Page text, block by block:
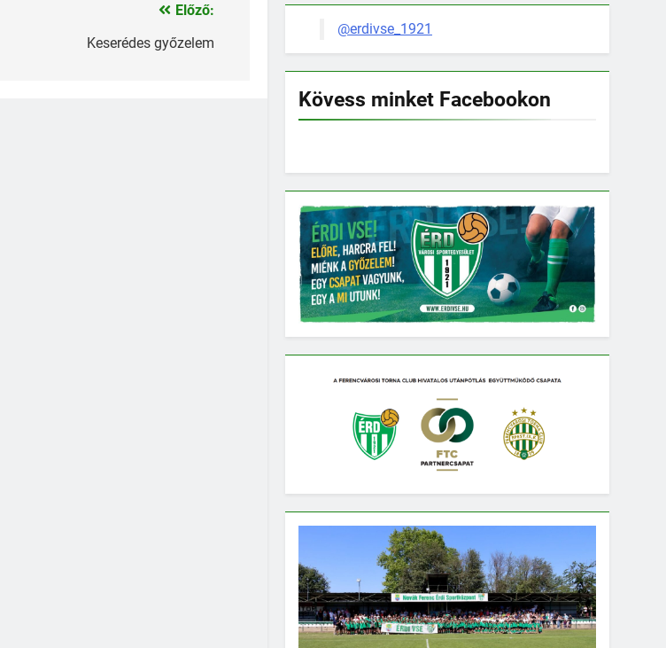
Előző:
Keserédes győzelem
@erdivse_1921
Kövess minket Facebookon